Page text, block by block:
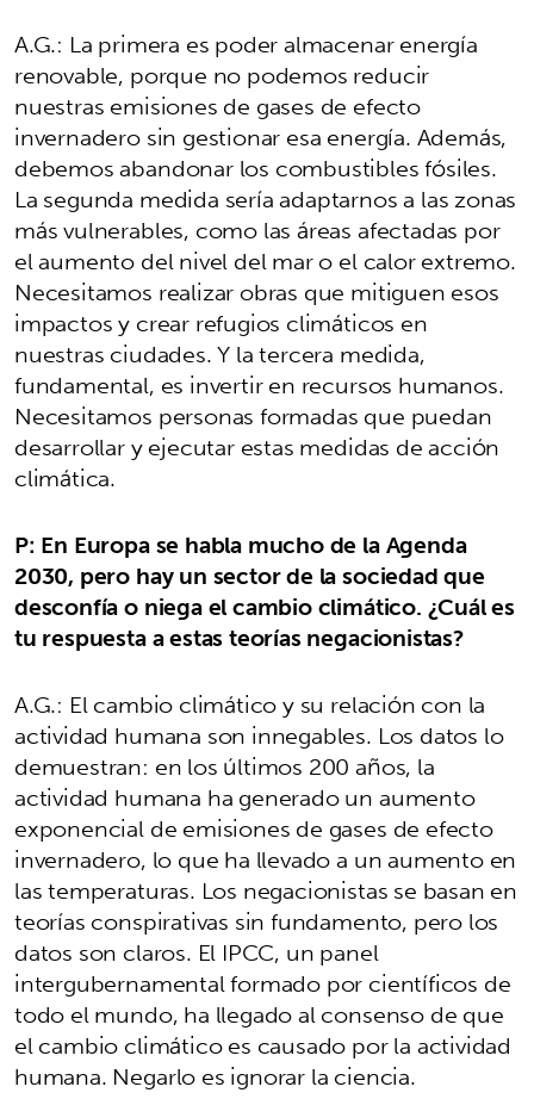
A.G.: La primera es poder almacenar energía
renovable, porque no podemos reducir
nuestras emisiones de gases de efecto
invernadero sin gestionar esa energía. Además,
debemos abandonar los combustibles fósiles.
La segunda medida sería adaptarnos a las zonas
más vulnerables, como las áreas afectadas por
el aumento del nivel del mar o el calor extremo.
Necesitamos realizar obras que mitiguen esos
impactos y crear refugios climáticos en
nuestras ciudades. Y la tercera medida,
fundamental, es invertir en recursos humanos.
Necesitamos personas formadas que puedan
desarrollar y ejecutar estas medidas de acción
climática.
P: En Europa se habla mucho de la Agenda
2030, pero hay un sector de la sociedad que
desconfía o niega el cambio climático. ¿Cuál es
tu respuesta a estas teorías negacionistas?
A.G.: El cambio climático y su relación con la
actividad humana son innegables. Los datos lo
demuestran: en los últimos 200 años, la
actividad humana ha generado un aumento
exponencial de emisiones de gases de efecto
invernadero, lo que ha llevado a un aumento en
las temperaturas. Los negacionistas se basan en
teorías conspirativas sin fundamento, pero los
datos son claros. El IPCC, un panel
intergubernamental formado por científicos de
todo el mundo, ha llegado al consenso de que
el cambio climático es causado por la actividad
humana. Negarlo es ignorar la ciencia.